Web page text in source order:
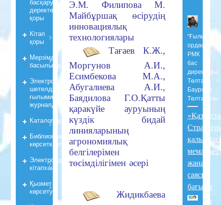
Э.М. Филипова М.
Майбұршақ өсірудің
инновациялық
технологиялары
Тағаев К.Ж.,
Моргунов А.И.,
Есимбекова М.А.,
Абугалиева А.И.,
Баядилова Г.О.Қатты
қаракүйе ауруының
күздік бидай
линияларының
агрономиялық
белгілерімен
төсімділігімен әcepi
Жидикбаева
“Ғылым
ордасы”
РМК
бас
директоры
Төлтаев
Бауржан
Төлтайұлы
жаңа
саяси
бағыты
деректер
қоры
Кiтап
қоры
Мерзiмдi
басылымдар
Электрондық
шетелдік
ғылыми
журналдары
Каталогтар
Библиографиялық
көрсеткiштер
Электрондық
кiтапхана
Қызмет
көрсету